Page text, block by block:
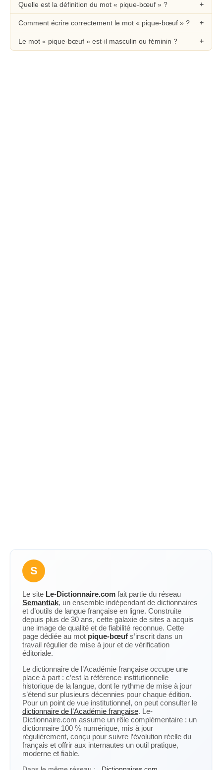
Quelle est la définition du mot « pique-bœuf » ?
Comment écrire correctement le mot « pique-bœuf » ?
Le mot « pique-bœuf » est-il masculin ou féminin ?
S
Le site Le-Dictionnaire.com fait partie du réseau
Semantiak, un ensemble indépendant de dictionnaires
et d’outils de langue française en ligne. Construite
depuis plus de 30 ans, cette galaxie de sites a acquis
une image de qualité et de fiabilité reconnue. Cette
page dédiée au mot pique-bœuf s’inscrit dans un
travail régulier de mise à jour et de vérification
éditoriale.
Le dictionnaire de l’Académie française occupe une
place à part : c’est la référence institutionnelle
historique de la langue, dont le rythme de mise à jour
s’étend sur plusieurs décennies pour chaque édition.
Pour un point de vue institutionnel, on peut consulter le
dictionnaire de l’Académie française. Le-
Dictionnaire.com assume un rôle complémentaire : un
dictionnaire 100 % numérique, mis à jour
régulièrement, conçu pour suivre l’évolution réelle du
français et offrir aux internautes un outil pratique,
moderne et fiable.